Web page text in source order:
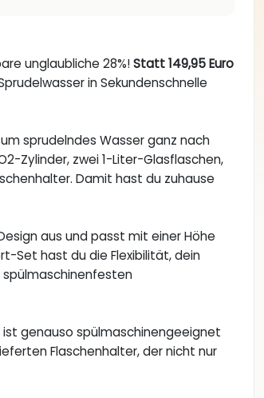
unglaubliche 28%!Statt 149,95 Euro
in Sekundenschnelle
sprudelndes Wasser ganz nach
Zylinder, zwei 1-Liter-Glasflaschen,
Damit hast du zuhause
aus und passt mit einer Höhe
Set hast du die Flexibilität, dein
spülmaschinenfesten
genauso spülmaschinengeeignet
Flaschenhalter, der nicht nur